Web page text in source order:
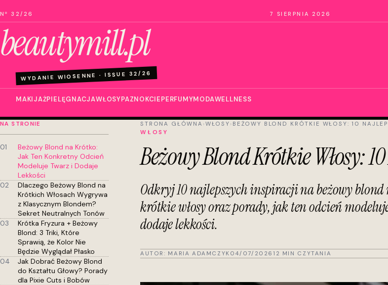
Nº 32/26 7 SIERPNIA 2026
beautymill.pl
WYDANIE WIOSENNE · ISSUE 32/26
MAKIJAŻPIELĘGNACJAWŁOSYPAZNOKCIEPERFUMYMODAWELLNESS
NA STRONIE
01
Beżowy Blond na Krótko:
Jak Ten Konkretny Odcień
Modeluje Twarz i Dodaje
Lekkości
02
Dlaczego Beżowy Blond na
Krótkich Włosach Wygrywa
z Klasycznym Blondem?
Sekret Neutralnych Tonów
03
Krótka Fryzura + Beżowy
Blond: 3 Triki, Które
Sprawią, że Kolor Nie
Będzie Wyglądał Płasko
04
Jak Dobrać Beżowy Blond
do Kształtu Głowy? Porady
dla Pixie Cuts i Bobów
STRONA GŁÓWNA › WŁOSY › BEŻOWY BLOND KRÓTKIE WŁOSY: 10
WŁOSY
Beżowy Blond Krótkie Włosy:
Odkryj 10 najlepszych inspiracji na beżowy blond
krótkie włosy oraz porady, jak ten odcień
dodaje lekkości.
AUTOR: MARIA ADAMCZYK 04/07/2026 12 MIN CZYTANIA